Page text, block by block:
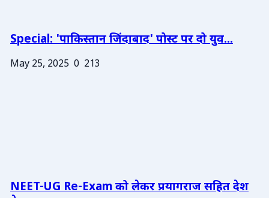
Special: 'पाकिस्तान जिंदाबाद' पोस्ट पर दो युव...
May 25, 2025 0 213
NEET-UG Re-Exam को लेकर प्रयागराज सहित देश